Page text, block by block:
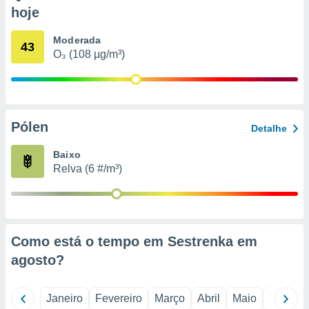
qual se
tal,
ou opor-
qualquer
o
num
hoje
43 Moderada
O₃ (108 µg/m³)
Pólen Detalhe
Baixo
Relva (6 #/m³)
Como está o tempo em Sestrenka em
agosto?
Janeiro Fevereiro Março Abril Maio Junho